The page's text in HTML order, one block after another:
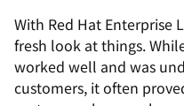
With Red Hat Enterprise
fresh look at things.
worked well and was
customers, it often